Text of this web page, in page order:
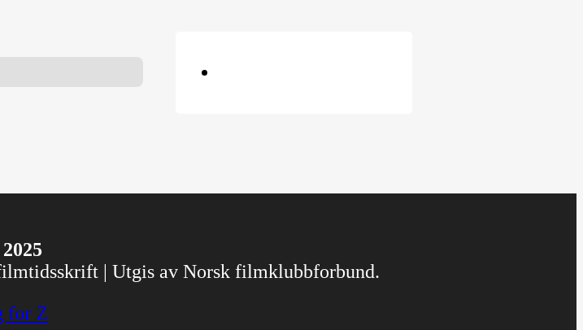
| Utgis av Norsk filmklubbforbund.
for Z